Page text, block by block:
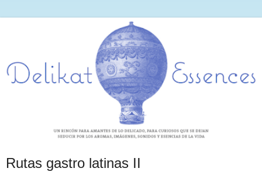
Rutas gastro latinas II